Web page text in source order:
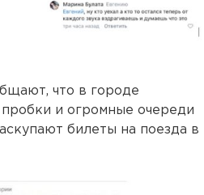
что в городе
и огромные очереди
билеты на поезда в